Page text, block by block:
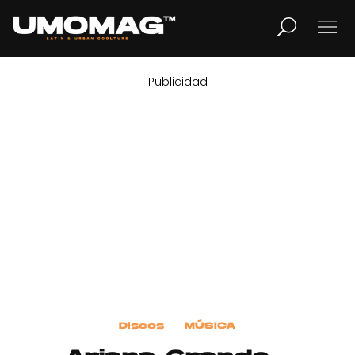
LIFESTYLE
Publicidad
Discos MÚSICA